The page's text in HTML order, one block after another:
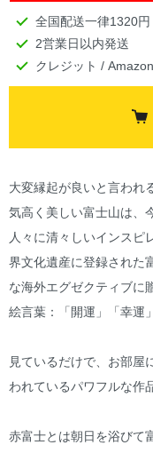
全国配送一律1320
2営業日以内発送
クレジット /
大変縁起が良いと言われ
気高く美しい富士山は、
人々に清々しいインスピ
界文化遺産に登録された
な海外エグゼクティブに
絵言葉：「開運」「幸運」
見ているだけで、お部屋
われているパワフルな作
赤富士とは朝日を浴びて